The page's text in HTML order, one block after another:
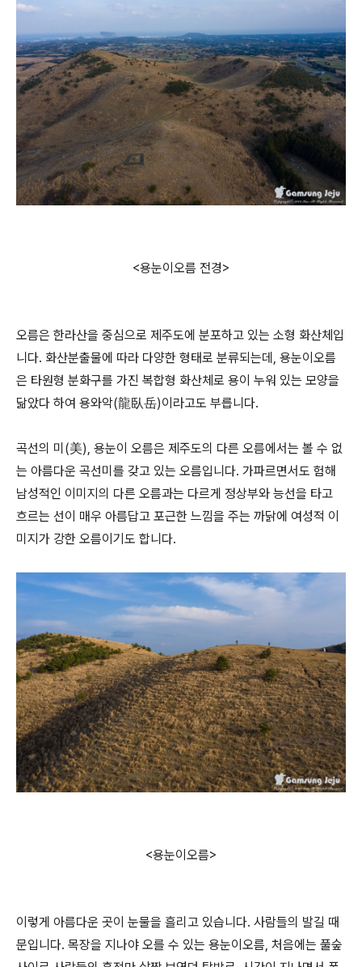
<용눈이오름 전경>
오름은 한라산을 중심으로 제주도에 분포하고 있는 소형 화산체입
니다. 화산분출물에 따라 다양한 형태로 분류되는데, 용눈이오름
은 타원형 분화구를 가진 복합형 화산체로 용이 누워 있는 모양을
닮았다 하여 용와악(龍臥岳)이라고도 부릅니다.
곡선의 미(美), 용눈이 오름은 제주도의 다른 오름에서는 볼 수 없
는 아름다운 곡선미를 갖고 있는 오름입니다. 가파르면서도 험해
남성적인 이미지의 다른 오름과는 다르게 정상부와 능선을 타고
흐르는 선이 매우 아름답고 포근한 느낌을 주는 까닭에 여성적 이
미지가 강한 오름이기도 합니다.
<용눈이오름>
이렇게 아름다운 곳이 눈물을 흘리고 있습니다. 사람들의 발길 때
문입니다. 목장을 지나야 오를 수 있는 용눈이오름, 처음에는 풀숲